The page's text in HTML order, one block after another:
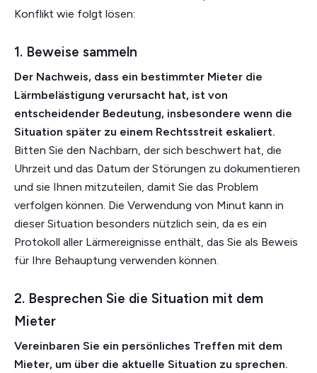
Konflikt wie folgt lösen:
1. Beweise sammeln
Der Nachweis, dass ein bestimmter Mieter die
Lärmbelästigung verursacht hat, ist von
entscheidender Bedeutung, insbesondere wenn die
Situation später zu einem Rechtsstreit eskaliert.
Bitten Sie den Nachbarn, der sich beschwert hat, die
Uhrzeit und das Datum der Störungen zu dokumentieren
und sie Ihnen mitzuteilen, damit Sie das Problem
verfolgen können. Die Verwendung von Minut kann in
dieser Situation besonders nützlich sein, da es ein
Protokoll aller Lärmereignisse enthält, das Sie als Beweis
für Ihre Behauptung verwenden können.
2. Besprechen Sie die Situation mit dem
Mieter
Vereinbaren Sie ein persönliches Treffen mit dem
Mieter, um über die aktuelle Situation zu sprechen.